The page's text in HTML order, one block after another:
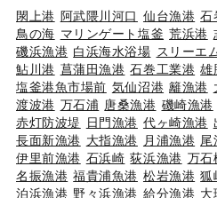
閖上港 阿武隈川河口 仙台漁港 石
鳥の海 マリンゲート塩釜 荒浜港
磯浜漁港 白浜海水浴場 スリーエ
鮎川港 菖蒲田漁港 石巻工業港 雄
塩釜港魚市場前 気仙沼港 籬漁港
渡波港 万石浦 唐桑漁港 磯崎漁港
赤灯防波堤
日門漁港 代ヶ崎漁港
長面新漁港 大指漁港 月浦漁港 尾
伊里前漁港 石浜崎 荻浜漁港 万石
名振漁港 福貴浦魚港 松岩漁港 狐
泊浜漁港 野々浜漁港 給分漁港 大